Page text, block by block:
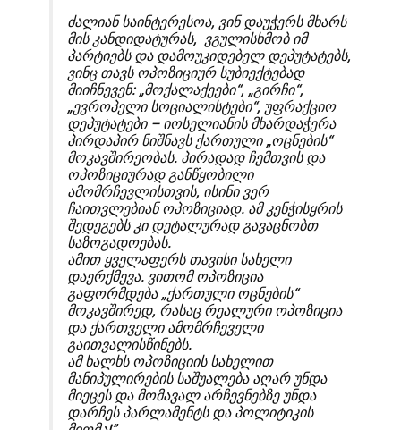
ძალიან საინტერესოა, ვინ დაუჭერს მხარს
მის კანდიდატურას, ვგულისხმობ იმ
პარტიებს და დამოუკიდებელ დეპუტატებს,
ვინც თავს ოპოზიციურ სუბიექტებად
მიიჩნევენ: „მოქალაქეები“, „გირჩი“,
„ევროპელი სოციალისტები“, უფრაქციო
დეპუტატები – იოსელიანის მხარდაჭერა
პირდაპირ ნიშნავს ქართული „ოცნების“
მოკავშირეობას. პირადად ჩემთვის და
ოპოზიციურად განწყობილი
ამომრჩევლისთვის, ისინი ვერ
ჩაითვლებიან ოპოზიციად. ამ კენჭისყრის
შედეგებს კი დეტალურად გავაცნობთ
საზოგადოებას.
ამით ყველაფერს თავისი სახელი
დაერქმევა. ვითომ ოპოზიცია
გაფორმდება „ქართული ოცნების“
მოკავშირედ, რასაც რეალური ოპოზიცია
და ქართველი ამომრჩეველი
გაითვალისწინებს.
ამ ხალხს ოპოზიციის სახელით
მანიპულირების საშუალება აღარ უნდა
მიეცეს და მომავალ არჩევნებზე უნდა
დარჩეს პარლამენტს და პოლიტიკის